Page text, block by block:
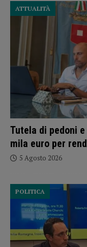
Tutela di pedoni
mila euro per
ATTUALITÀ
5 Agosto 2026
POLITICA